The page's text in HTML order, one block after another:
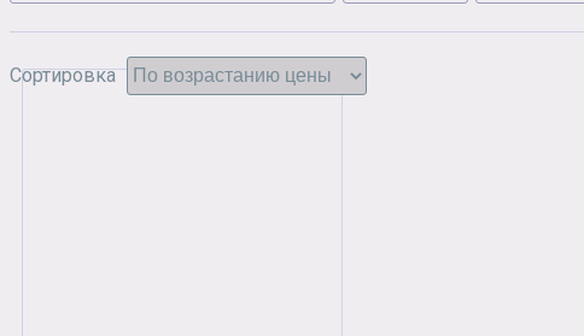
Сортировка